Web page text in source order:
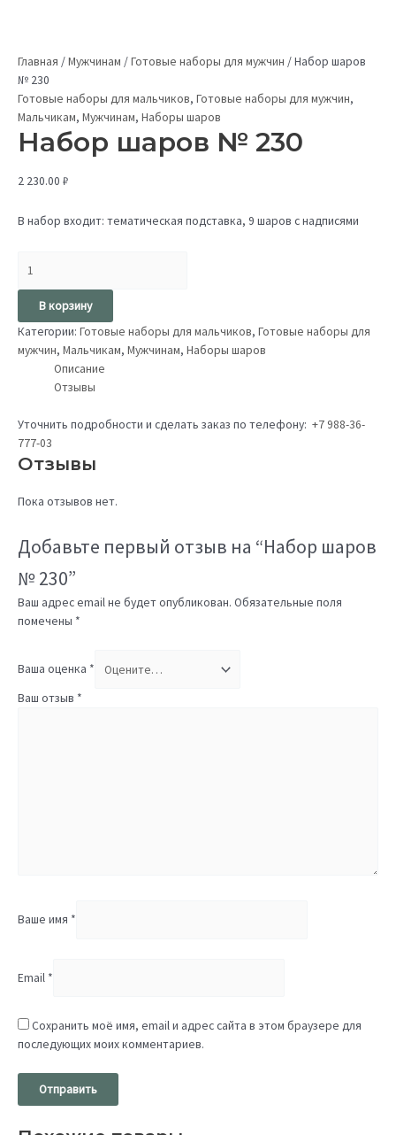
Главная /Мужчинам /Готовые наборы для мужчин /Набор шаров
№ 230
Готовые наборы для мальчиков, Готовые наборы для мужчин,
Мальчикам, Мужчинам, Наборы шаров
Набор шаров № 230
2 230.00 ₽
В набор входит: тематическая подставка, 9 шаров с надписями
В корзину
Категории: Готовые наборы для мальчиков, Готовые наборы для
мужчин, Мальчикам, Мужчинам, Наборы шаров
Описание
Отзывы
Уточнить подробности и сделать заказ по телефону: +7 988-36-
777-03
Отзывы
Пока отзывов нет.
Добавьте первый отзыв на “Набор шаров
№ 230”
Ваш адрес email не будет опубликован. Обязательные поля
помечены *
Ваша оценка *
Ваш отзыв *
Ваше имя *
Email *
Сохранить моё имя, email и адрес сайта в этом браузере для
последующих моих комментариев.